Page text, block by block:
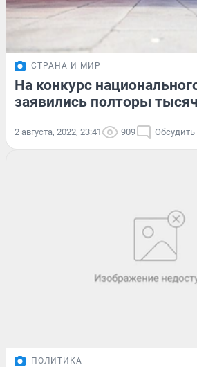
СТРАНА И МИР
На конкурс
заявились полторы
2 августа, 2022, 23:41 909 Обсудить
ПОЛИТИКА